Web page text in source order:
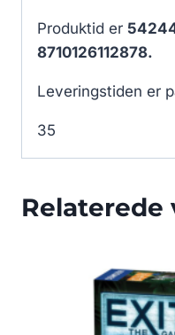
Produktid er
8710126112878.
Leveringstiden er
35
Relaterede